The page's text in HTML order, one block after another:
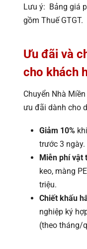
Lưu ý: Bảng giá
gồm Thuế GTGT.
Ưu đãi và
cho khách
Chuyển Nhà
ưu đãi dành cho
Giảm 10%
trước 3 ngày.
Miễn phí vật
keo, màng
triệu.
Chiết khấu
nghiệp ký
(theo tháng/